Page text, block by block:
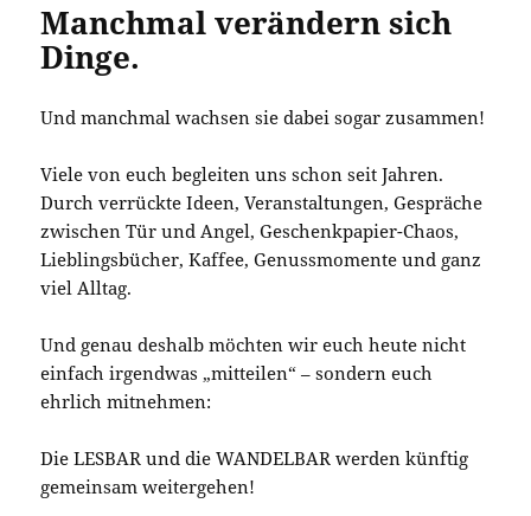
Manchmal verändern sich
Dinge.
Und manchmal wachsen sie dabei sogar zusammen!
Viele von euch begleiten uns schon seit Jahren.
Durch verrückte Ideen, Veranstaltungen, Gespräche
zwischen Tür und Angel, Geschenkpapier-Chaos,
Lieblingsbücher, Kaffee, Genussmomente und ganz
viel Alltag.
Und genau deshalb möchten wir euch heute nicht
einfach irgendwas „mitteilen“ – sondern euch
ehrlich mitnehmen:
Die LESBAR und die WANDELBAR werden künftig
gemeinsam weitergehen!